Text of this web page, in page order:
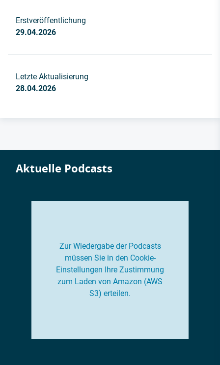
Erstveröffentlichung
29.04.2026
Letzte Aktualisierung
28.04.2026
Aktuelle Podcasts
Zur Wiedergabe der Podcasts
müssen Sie in den Cookie-
Einstellungen Ihre Zustimmung
zum Laden von Amazon (AWS
S3) erteilen.